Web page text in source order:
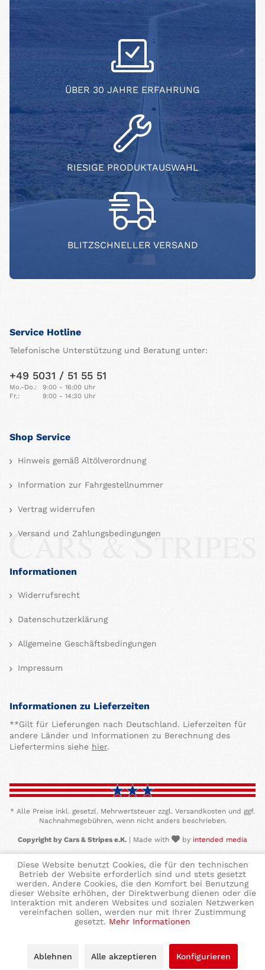
ÜBER 30 JAHRE ERFAHRUNG
RIESIGE PRODUKTAUSWAHL
BLITZSCHNELLER VERSAND
Service Hotline
Telefonische Unterstützung und Beratung unter:
+49 5031 / 51 55 51
Mo.-Do.:
9:00 - 16:00 Uhr
Fr.:
9:00 - 14:30 Uhr
Shop Service
Hinweis gemäß Altölverordnung
Information zur Fahrgestellnummer
Vertrag widerrufen
Versand und Zahlungsbedingungen
Informationen
Widerrufsrecht
Datenschutzerklärung
Allgemeine Geschäftsbedingungen
Impressum
Informationen zu Lieferzeiten
**Gilt für Lieferungen nach Deutschland. Lieferzeiten für
andere Länder und Informationen zu Berechnung des
Liefertermins siehe hier.
* Alle Preise inkl. gesetzl. Mehrwertsteuer zzgl. Versandkosten und ggf.
Nachnahmegebühren, wenn nicht anders beschrieben.
Copyright by Cars & Stripes e.K. | Made with by intended media
Diese Website benutzt Cookies, die für den technischen
Betrieb der Website erforderlich sind und stets gesetzt
werden. Andere Cookies, die den Komfort bei Benutzung
dieser Website erhöhen, der Direktwerbung dienen oder die
Interaktion mit anderen Websites und sozialen Netzwerken
vereinfachen sollen, werden nur mit Ihrer Zustimmung
gesetzt. Mehr Informationen
Ablehnen Alle akzeptieren Konfigurieren